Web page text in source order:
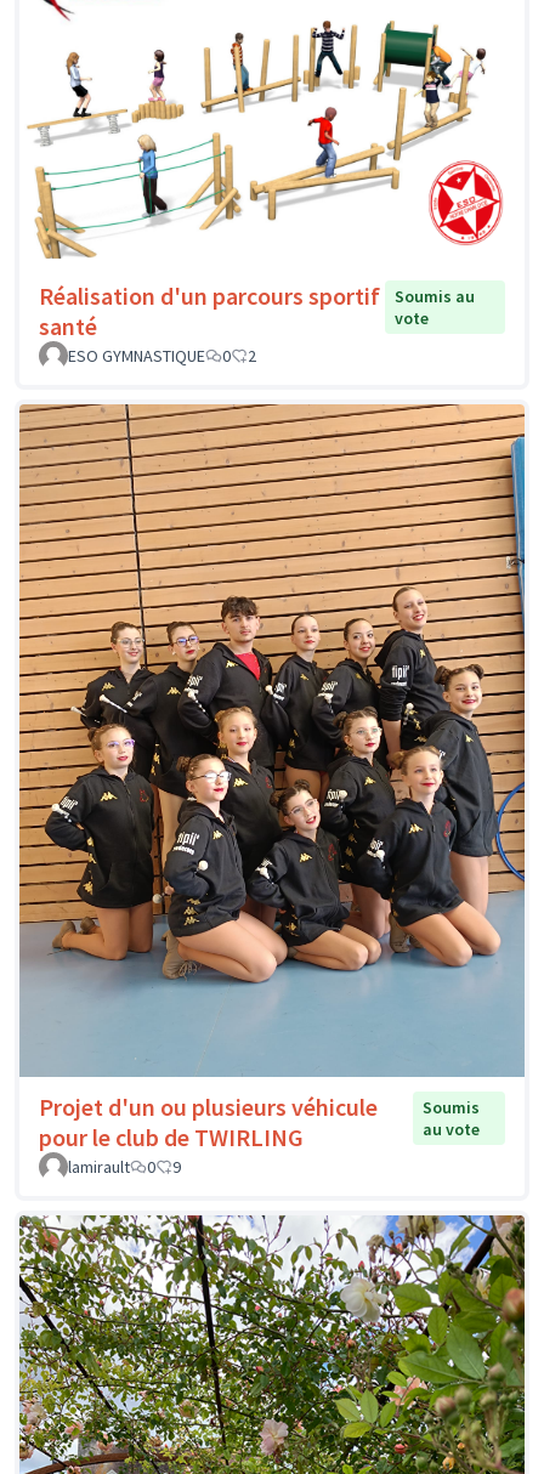
Réalisation d'un parcours sportif
santé
Soumis au
vote
ESO GYMNASTIQUE
0 2
Projet d'un ou plusieurs véhicule
pour le club de TWIRLING
Soumis
au vote
lamirault
0 9